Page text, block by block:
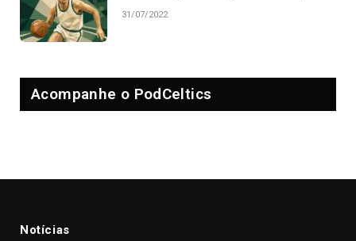
31/07/2022
Acompanhe o PodCeltics
Notícias